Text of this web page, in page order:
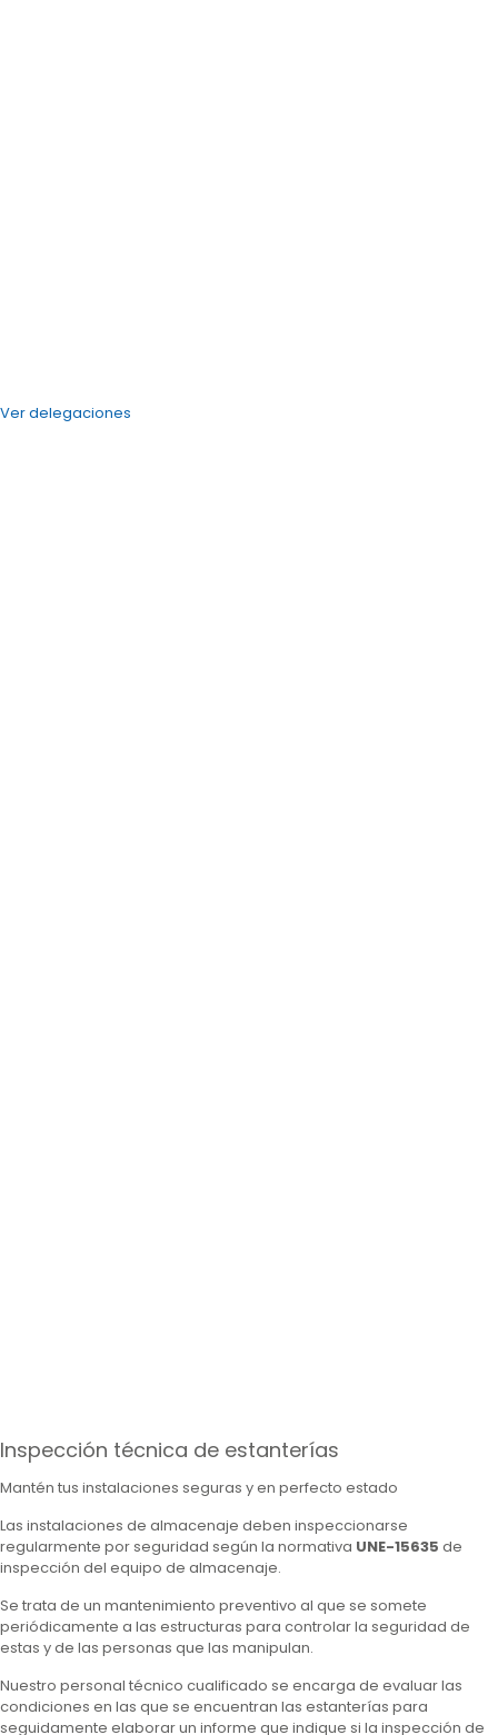
Ver delegaciones
Inspección técnica de estanterías
Mantén tus instalaciones seguras y en perfecto estado
Las instalaciones de almacenaje deben inspeccionarse
regularmente por seguridad según la normativa UNE-15635 de
inspección del equipo de almacenaje.
Se trata de un mantenimiento preventivo al que se somete
periódicamente a las estructuras para controlar la seguridad de
estas y de las personas que las manipulan.
Nuestro personal técnico cualificado se encarga de evaluar las
condiciones en las que se encuentran las estanterías para
seguidamente elaborar un informe que indique si la inspección de